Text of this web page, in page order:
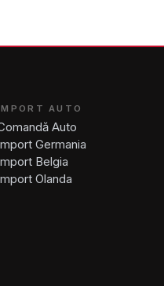
AUTO
Auto
Germania
Belgia
Olanda